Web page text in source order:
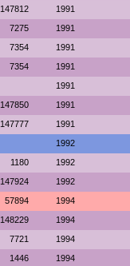
147812 1991
7275 1991
7354 1991
7354 1991
1991
147850 1991
147777 1991
1992
1180 1992
147924 1992
57894 1994
148229 1994
7721 1994
1446 1994